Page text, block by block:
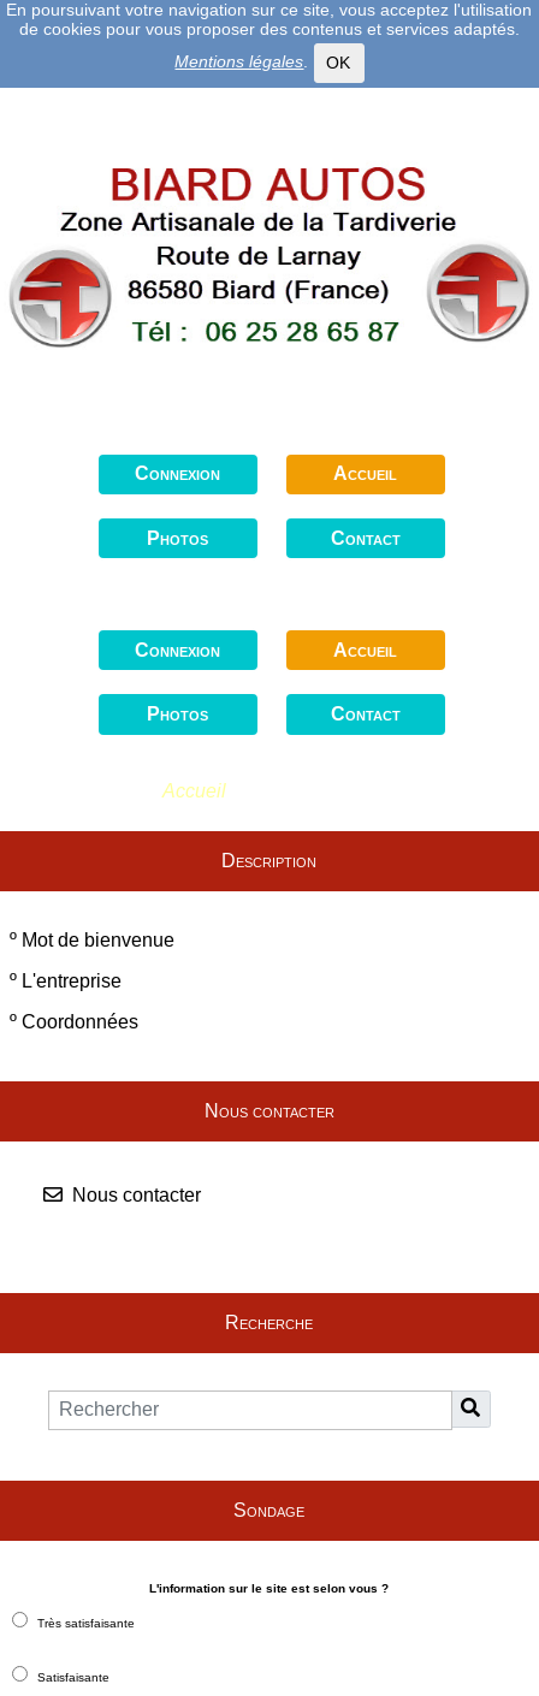
En poursuivant votre navigation sur ce site, vous acceptez l'utilisation
de cookies pour vous proposer des contenus et services adaptés.
Mentions légales. OK
Connexion Accueil
Photos Contact
Connexion Accueil
Photos Contact
Vous êtes ici :Accueil
Description
º Mot de bienvenue
º L'entreprise
º Coordonnées
Nous contacter
Nous contacter
Recherche
Sondage
L'information sur le site est selon vous ?
Très satisfaisante
Satisfaisante